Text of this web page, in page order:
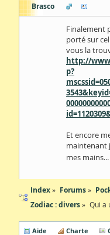
Brasco
Finalement
porté sur
vous la
http://
p?
Et encore
maintenant
mes mains...
Index Forums
Zodiac : divers
Qui a
Aide Charte